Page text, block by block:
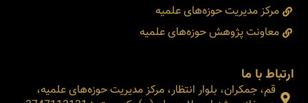
مرکز مدیریت حوزه‌های علمیه
معاونت پژوهش حوزه‌های علمیه
ارتباط با ما
قم، جمکران، بلوار انتظار، مرکز مدیریت حوزه‌های علمیه،